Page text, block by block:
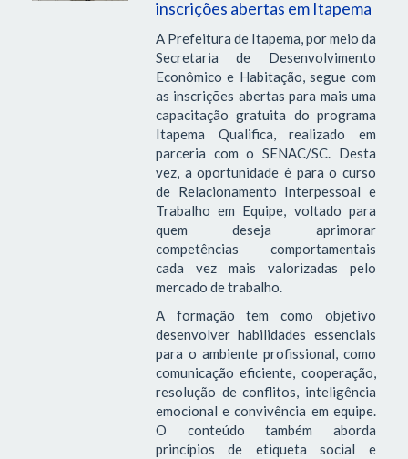
inscrições abertas em Itapema
A Prefeitura de Itapema, por meio da
Secretaria de Desenvolvimento
Econômico e Habitação, segue com
as inscrições abertas para mais uma
capacitação gratuita do programa
Itapema Qualifica, realizado em
parceria com o SENAC/SC. Desta
vez, a oportunidade é para o curso
de Relacionamento Interpessoal e
Trabalho em Equipe, voltado para
quem deseja aprimorar
competências comportamentais
cada vez mais valorizadas pelo
mercado de trabalho.
A formação tem como objetivo
desenvolver habilidades essenciais
para o ambiente profissional, como
comunicação eficiente, cooperação,
resolução de conflitos, inteligência
emocional e convivência em equipe.
O conteúdo também aborda
princípios de etiqueta social e